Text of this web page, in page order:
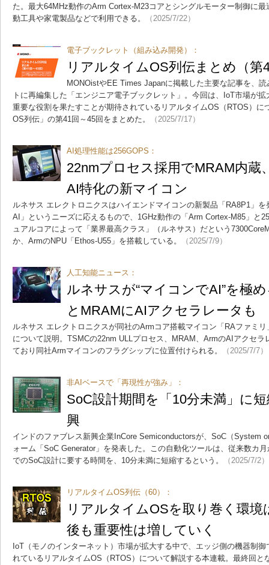
た。最大64MHz動作のArm Cortex-M23コアとシングルモーター制御に
動工具や家電製品などで利用できる。
（2025/7/22）
電子ブックレット（組み込み開発）：
リアルタイムOS列伝まとめ（第
MONOistやEE Times Japanに掲載した主要な記事を、
トに再編集した「エンジニア電子ブックレット」。今回は、IoT市場が
重要な役割を果たすことが期待されているリアルタイムOS（RTOS）に
OS列伝」の第41回～45回をまとめた。
（2025/7/17）
AI処理性能は256GOPS：
22nmプロセス採用でMRAM内蔵
AI特化の新マイコン
ルネサス エレクトロニクスはハイエンドマイコンの新製品「RA8P1」
AI」というニーズに応えるもので、1GHz動作の「Arm Cortex-M85」と
ュアルコアによって「業界最高クラス」（ルネサス）だという
か、ArmのNPU「Ethos-U55」を搭載している。
（2025/7/9）
人工知能ニュース：
ルネサスが“マイコンでAI”を極
とMRAMにAIアクセラレータも
ルネサス エレクトロニクスが同社のArmコア搭載マイコン「RAファミ
について説明。TSMCの22nm ULLプロセス、MRAM、ArmのAIアクセ
ており同社Armマイコンのフラグシップに位置付けられる。
（2025/7/7）
非AIベースで「再現性が強み」：
SoC設計期間を「10分未満」に
興
インドのファブレス新興企業InCore Semiconductorsが、SoC（System
ォーム「SoC Generator」を発表した。この自動化ツールは、従来数カ
でのSoC設計に要する時間を、10分未満に短縮するという。
（2025/7/2）
リアルタイムOS列伝（60）：
リアルタイムOSを取り巻く環境
後も重要性は増していく
IoT（モノのインターネット）市場が拡大する中で、エッジ側の機器制
れているリアルタイムOS（RTOS）について解説する本連載。最終回と